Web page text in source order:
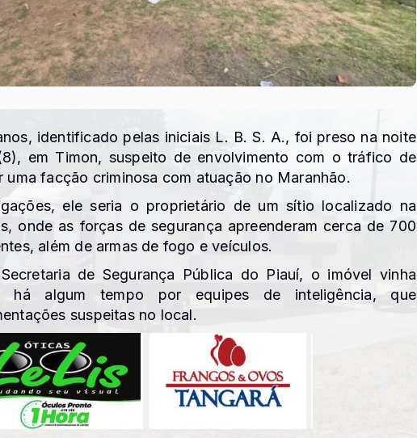
identificado pelas iniciais L. B. S. A., foi preso na noite
em Timon, suspeito de envolvimento com o tráfico de
uma facção criminosa com atuação no Maranhão.
ele seria o proprietário de um sítio localizado na
onde as forças de segurança apreenderam cerca de 700
além de armas de fogo e veículos.
de Segurança Pública do Piauí, o imóvel vinha
há algum tempo por equipes de inteligência, que
suspeitas no local.